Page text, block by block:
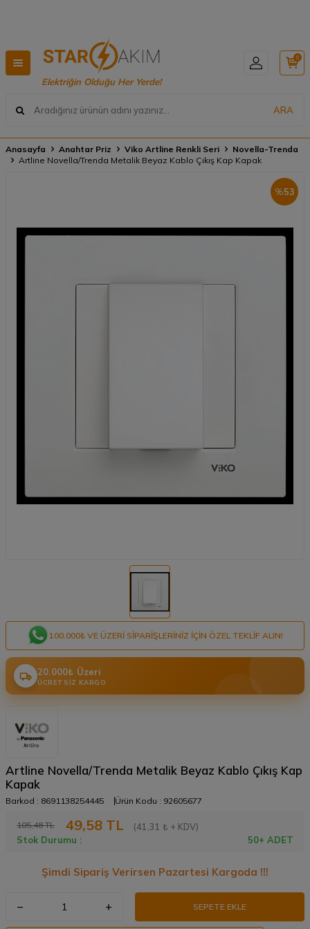
Elektriğin Olduğu Her Yerde!
ARA
0
Anasayfa Anahtar Priz Viko Artline Renkli Seri
Novella-Trenda
Artline Novella/Trenda Metalik Beyaz Kablo Çıkış Kap Kapak
%53
100.000₺ VE ÜZERI SIPARIŞLERINIZ IÇIN ÖZEL TEKLIF ALIN!
20.000₺ Üzeri
ÜCRETSIZ KARGO
Artline Novella/Trenda Metalik Beyaz Kablo Çıkış Kap
Kapak
Barkod : 8691138254445 Ürün Kodu : 92605677
105,48TL 49,58 TL
(41,31 ₺ + KDV)
Stok Durumu :
50+ ADET
Şimdi Sipariş Verirsen Pazartesi Kargoda !!!
SEPETE EKLE